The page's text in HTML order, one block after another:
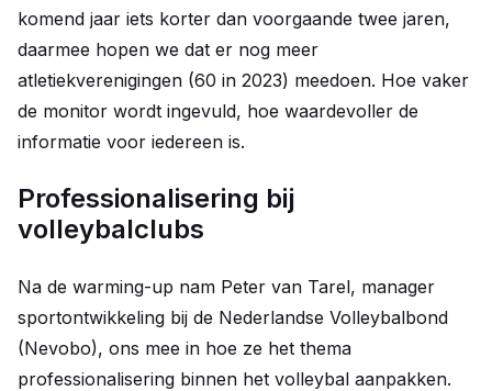
komend jaar iets korter dan voorgaande twee jaren,
daarmee hopen we dat er nog meer
atletiekverenigingen (60 in 2023) meedoen. Hoe vaker
de monitor wordt ingevuld, hoe waardevoller de
informatie voor iedereen is.
Professionalisering bij
volleybalclubs
Na de warming-up nam Peter van Tarel, manager
sportontwikkeling bij de Nederlandse Volleybalbond
(Nevobo), ons mee in hoe ze het thema
professionalisering binnen het volleybal aanpakken.